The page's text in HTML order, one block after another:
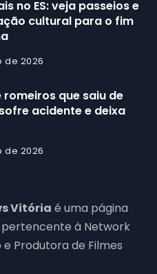
no ES: veja passeios e
cultural para o fim
de 2026
romeiros que saiu de
acidente e deixa
de 2026
Vitória é uma página
à Network
Produtora de Filmes